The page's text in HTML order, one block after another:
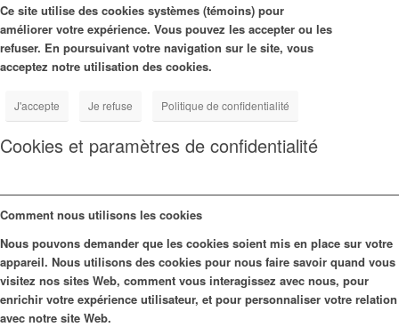
Ce site utilise des cookies systèmes (témoins) pour
améliorer votre expérience. Vous pouvez les accepter ou les
refuser. En poursuivant votre navigation sur le site, vous
acceptez notre utilisation des cookies.
J'accepte Je refuse Politique de confidentialité
Cookies et paramètres de confidentialité
Comment nous utilisons les cookies
Nous pouvons demander que les cookies soient mis en place sur votre
appareil. Nous utilisons des cookies pour nous faire savoir quand vous
visitez nos sites Web, comment vous interagissez avec nous, pour
enrichir votre expérience utilisateur, et pour personnaliser votre relation
avec notre site Web.